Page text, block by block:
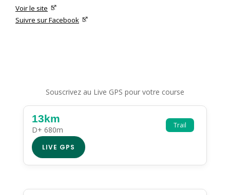
Voir le site
Suivre sur Facebook
Souscrivez au Live GPS pour votre course
Trail
13km
D+ 680m
LIVE GPS